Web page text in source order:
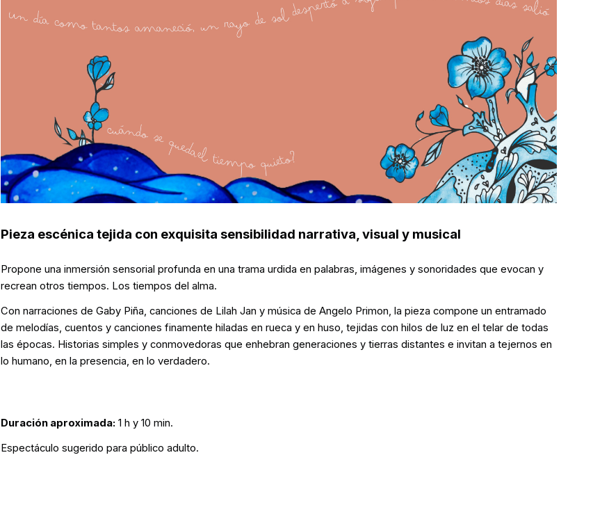
Pieza escénica tejida con exquisita sensibilidad narrativa, visual y musical
Propone una inmersión sensorial profunda en una trama urdida en palabras, imágenes y sonoridades que evocan y
recrean otros tiempos. Los tiempos del alma.
Con narraciones de Gaby Piña, canciones de Lilah Jan y música de Angelo Primon, la pieza compone un entramado
de melodías, cuentos y canciones finamente hiladas en rueca y en huso, tejidas con hilos de luz en el telar de todas
las épocas. Historias simples y conmovedoras que enhebran generaciones y tierras distantes e invitan a tejernos en
lo humano, en la presencia, en lo verdadero.
Duración aproximada: 1 h y 10 min.
Espectáculo sugerido para público adulto.